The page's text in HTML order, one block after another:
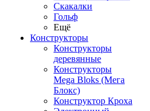
Скакалки
Гольф
Ещё
Конструкторы
Конструкторы
деревянные
Конструкторы
Mega Bloks (Мега
Блокс)
Конструктор Кроха